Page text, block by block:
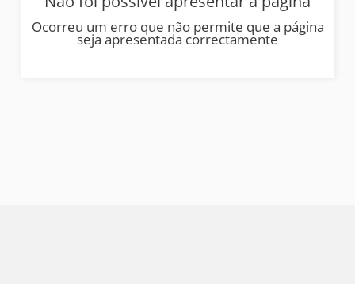
Ocorreu um erro que não permite que a página
seja apresentada correctamente